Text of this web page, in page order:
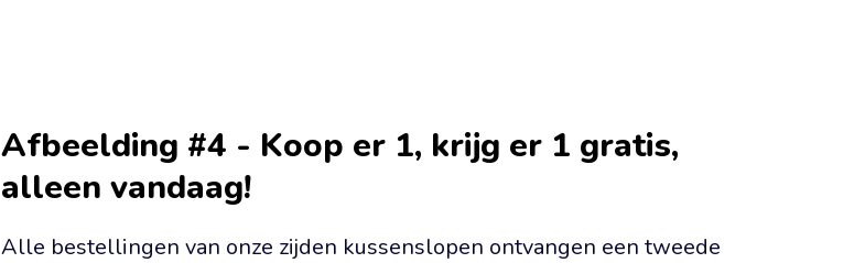
Afbeelding #4 - Koop er 1, krijg er 1 gratis,
alleen vandaag!
Alle bestellingen van onze zijden kussenslopen ontvangen een tweede